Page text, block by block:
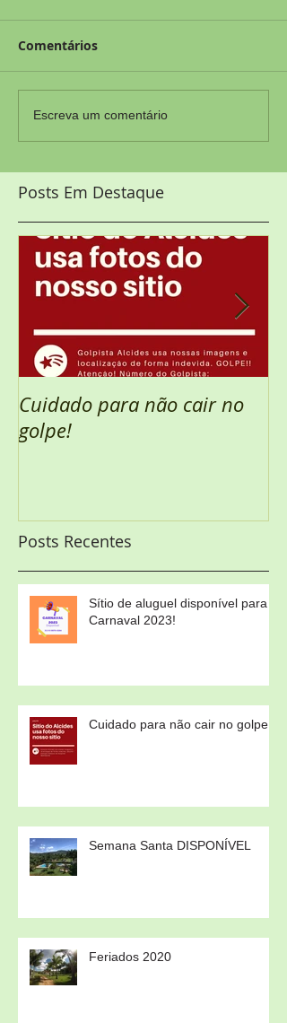
Comentários
Escreva um comentário
Posts Em Destaque
Cuidado para não cair no
golpe!
Posts Recentes
Sítio de aluguel disponível para
Carnaval 2023!
Cuidado para não cair no golpe!
Semana Santa DISPONÍVEL
Feriados 2020